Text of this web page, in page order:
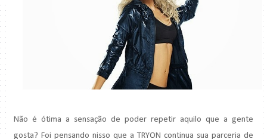
Não é ótima a sensação de poder repetir aquilo que a gente
gosta? Foi pensando nisso que a TRYON continua sua parceria de